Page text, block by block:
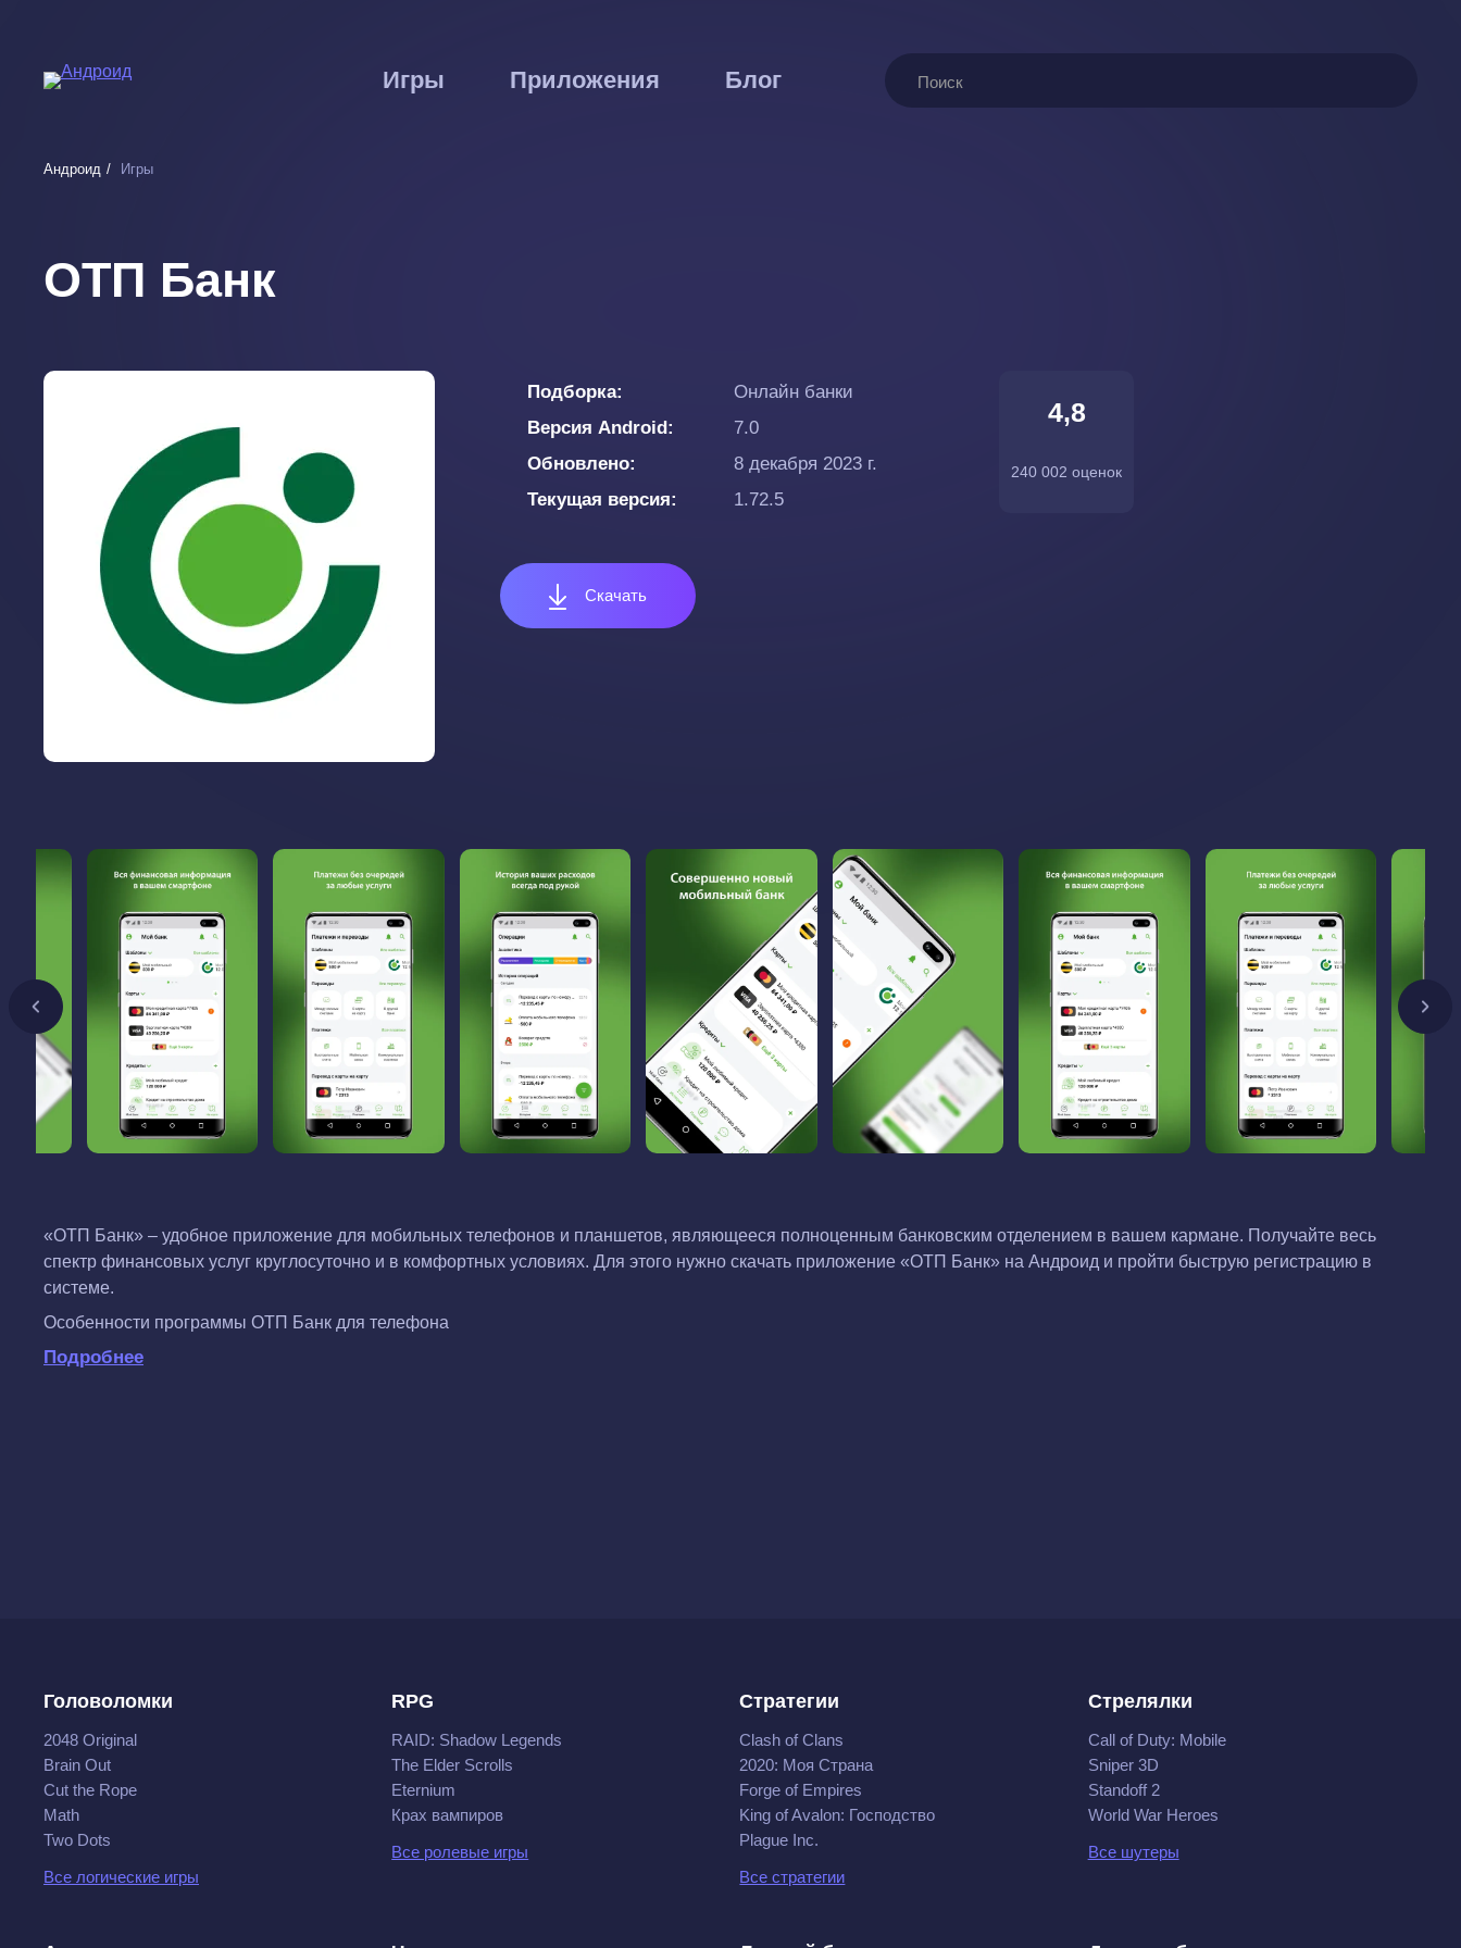
основному
Игры Приложения Блог Поиск
Андроид Игры
ОТП Банк
Подборка
Онлайн банки
Версия Android
7.0
Обновлено
8 декабря 2023 г.
Текущая версия
1.72.5
Скачать
4,8
240 002 оценок
«ОТП Банк» – удобное приложение для мобильных телефонов и планшетов, являющееся полноценным банковским отделением в вашем кармане. Получайте весь
спектр финансовых услуг круглосуточно и в комфортных условиях. Для этого нужно скачать приложение «ОТП Банк» на Андроид и пройти быструю регистрацию в
системе.
Особенности программы ОТП Банк для телефона
Подробнее
Головоломки
2048 Original
Brain Out
Cut the Rope
Math
Two Dots
Все логические игры
RPG
RAID: Shadow Legends
The Elder Scrolls
Eternium
Крах вампиров
Все ролевые игры
Стратегии
Clash of Clans
2020: Моя Cтрана
Forge of Empires
King of Avalon: Господство
Plague Inc.
Все стратегии
Стрелялки
Call of Duty: Mobile
Sniper 3D
Standoff 2
World War Heroes
Все шутеры